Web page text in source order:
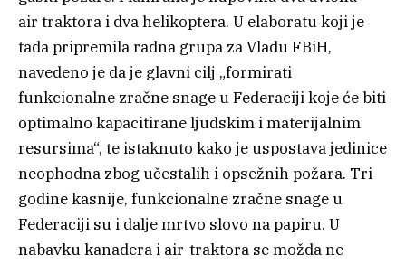
air traktora i dva helikoptera. U elaboratu koji je
tada pripremila radna grupa za Vladu FBiH,
navedeno je da je glavni cilj „formirati
funkcionalne zračne snage u Federaciji koje će biti
optimalno kapacitirane ljudskim i materijalnim
resursima“, te istaknuto kako je uspostava jedinice
neophodna zbog učestalih i opsežnih požara. Tri
godine kasnije, funkcionalne zračne snage u
Federaciji su i dalje mrtvo slovo na papiru. U
nabavku kanadera i air-traktora se možda ne